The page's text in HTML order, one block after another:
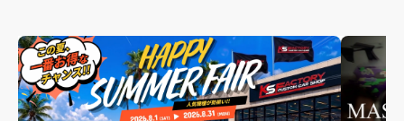
営業日
お問い合わせ